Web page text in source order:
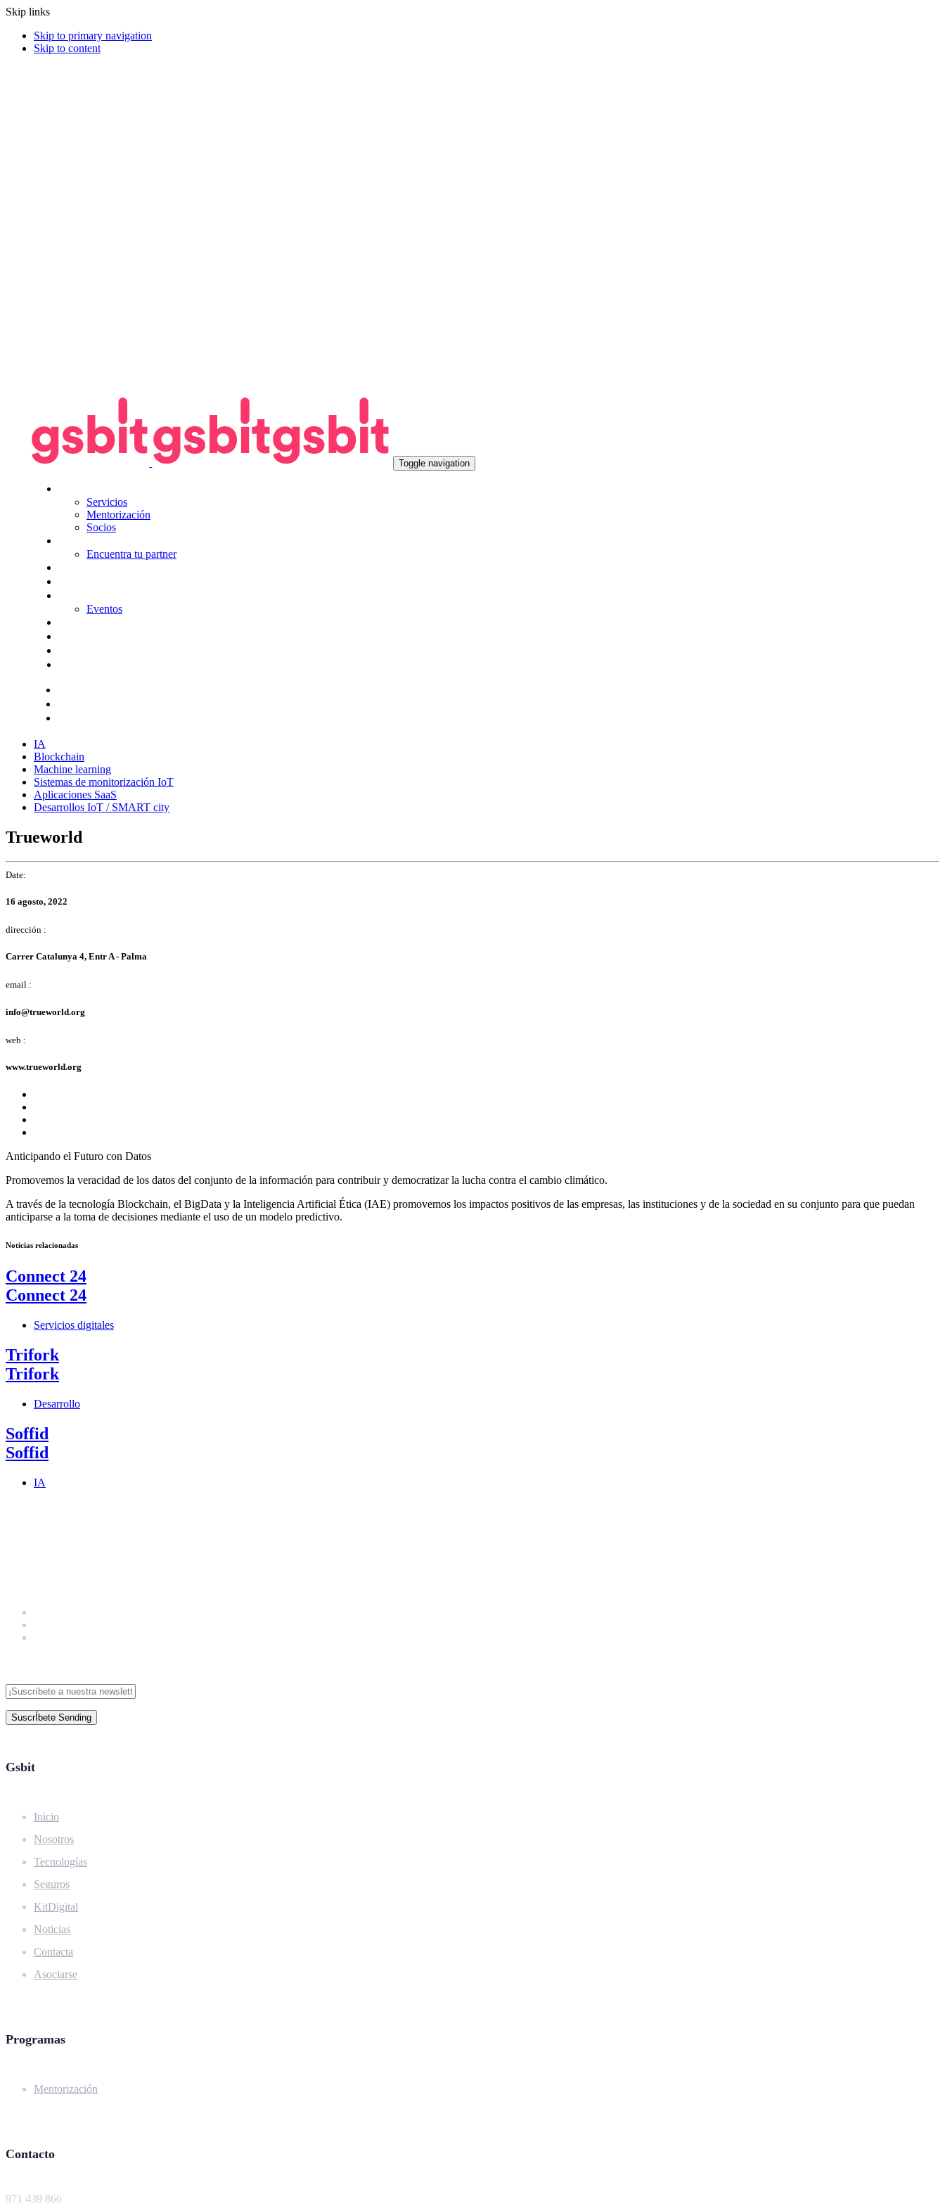
Skip links
Skip to primary navigation
Skip to content
Toggle navigation
Servicios
Mentorización
Socios
Encuentra tu partner
Eventos
IA
Blockchain
Machine learning
Sistemas de monitorización IoT
Aplicaciones SaaS
Desarrollos IoT / SMART city
Trueworld
Date:
16 agosto, 2022
dirección :
Carrer Catalunya 4, Entr A - Palma
email :
info@trueworld.org
web :
www.trueworld.org
Anticipando el Futuro con Datos
Promovemos la veracidad de los datos del conjunto de la información para contribuir y democratizar la lucha contra el cambio climático.
A través de la tecnología Blockchain, el BigData y la Inteligencia Artificial Ética (IAE) promovemos los impactos positivos de las empresas, las instituciones y de la sociedad en su conjunto para que puedan
anticiparse a la toma de decisiones mediante el uso de un modelo predictivo.
Noticias relacionadas
Connect 24
Connect 24
Servicios digitales
Trifork
Trifork
Desarrollo
Soffid
Soffid
IA
SuscrÍbete Sending
Gsbit
Inicio
Nosotros
Tecnologías
Seguros
KitDigital
Noticias
Contacta
Asociarse
Programas
Mentorización
Contacto
971 439 866